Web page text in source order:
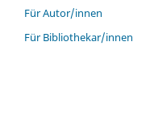
Für Autor/innen
Für Bibliothekar/innen